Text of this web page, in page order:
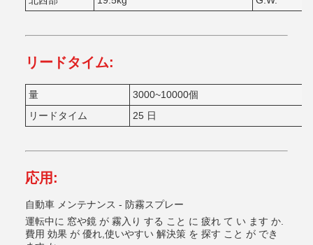
リードタイム:
量
3000~10000個
リードタイム
25 日
応用:
自動車 メンテナンス - 防霧スプレー
運転中に 窓や鏡 が 霧入り する こと に 疲れ て い ます か.
費用 効果 が 優れ,使いやすい 解決策 を 探す こと が でき